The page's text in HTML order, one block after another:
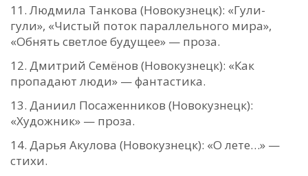
Людмила Танкова (Новокузнецк): «Гули-
гули», «Чистый поток параллельного мира»,
«Обнять светлое будущее» — проза.
Дмитрий Семёнов (Новокузнецк): «Как
пропадают люди» — фантастика.
Даниил Посаженников (Новокузнецк):
«Художник» — проза.
Дарья Акулова (Новокузнецк): «О лете…» —
стихи.